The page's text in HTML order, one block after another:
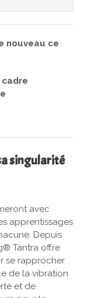
nouveau ce
singularité
avec
apprentissages
Depuis
Tantra offre
se rapprocher
de la vibration